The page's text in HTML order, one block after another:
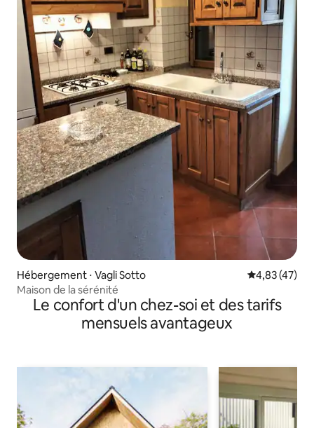
Hébergement ⋅ Vagli Sotto Évaluation
4,83 (47)
Maison de la sérénité
Le confort d'un chez-soi et des tarifs
mensuels avantageux